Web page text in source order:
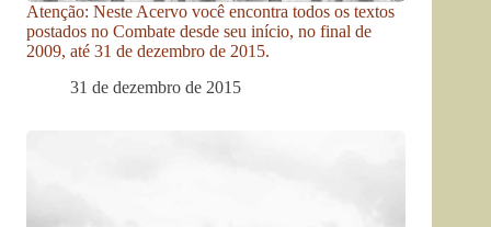
Atenção: Neste Acervo você encontra todos os textos
postados no Combate desde seu início, no final de
2009, até 31 de dezembro de 2015.
31 de dezembro de 2015